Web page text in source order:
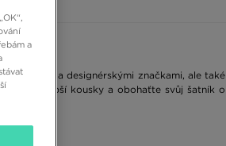
a designérskými značkami, ale také
si ty nejlepší kousky a obohaťte svůj šatník o
a